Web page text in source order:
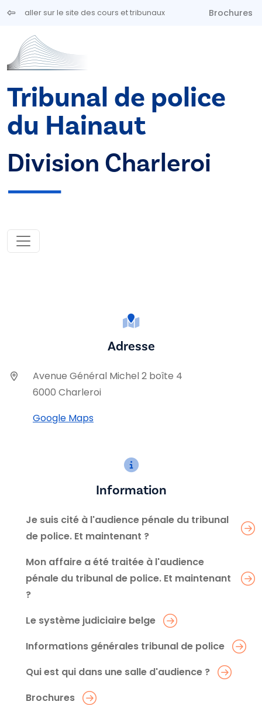
Aller au contenu principal
aller sur le site des cours et tribunaux Brochures
Tribunal de police
du Hainaut
Division Charleroi
Adresse
Avenue Général Michel 2 boîte 4
6000 Charleroi
Google Maps
Information
Je suis cité à l'audience pénale du tribunal
de police. Et maintenant ?
Mon affaire a été traitée à l'audience
pénale du tribunal de police. Et maintenant
?
Le système judiciaire belge
Informations générales tribunal de police
Qui est qui dans une salle d'audience ?
Brochures